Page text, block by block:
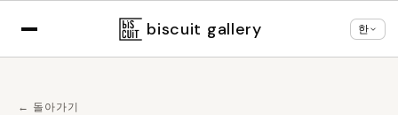
브라우저 설정에 따라한국어 언어 변경 ×
biscuit gallery 한
← 돌아가기